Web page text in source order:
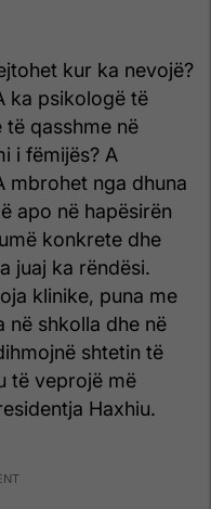
kur ka nevojë?
ka psikologë të
të qasshme në
i fëmijës? A
mbrohet nga dhuna
apo në hapësirën
konkrete dhe
juaj ka rëndësi.
klinike, puna me
në shkolla dhe në
shtetin të
të veprojë më
Haxhiu.